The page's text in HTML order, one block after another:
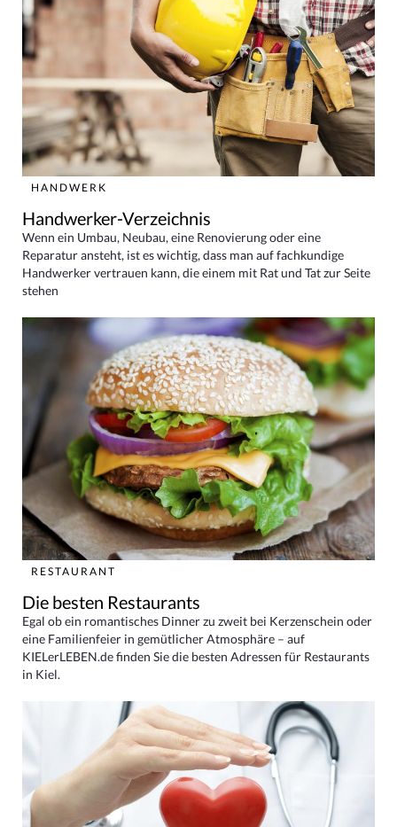
HANDWERK
Handwerker-Verzeichnis
Wenn ein Umbau, Neubau, eine Renovierung oder eine
Reparatur ansteht, ist es wichtig, dass man auf fachkundige
Handwerker vertrauen kann, die einem mit Rat und Tat zur Seite
stehen
RESTAURANT
Die besten Restaurants
Egal ob ein romantisches Dinner zu zweit bei Kerzenschein oder
eine Familienfeier in gemütlicher Atmosphäre – auf
KIELerLEBEN.de finden Sie die besten Adressen für Restaurants
in Kiel.